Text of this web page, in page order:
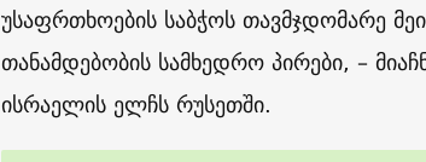
უსაფრთხოების საბჭოს თავმჯდომარე
თანამდებობის სამხედრო პირები, –
ისრაელის ელჩს რუსეთში.